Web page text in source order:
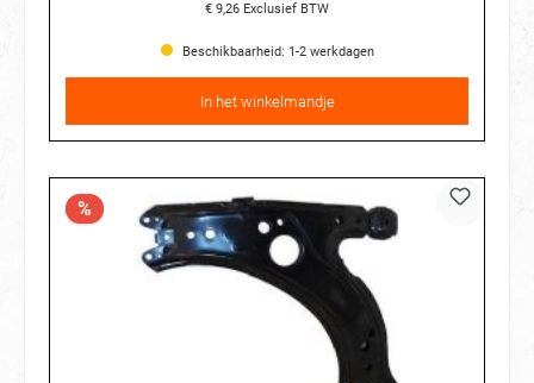
€ 9,26 Exclusief BTW
Beschikbaarheid: 1-2 werkdagen
In het winkelmandje
%